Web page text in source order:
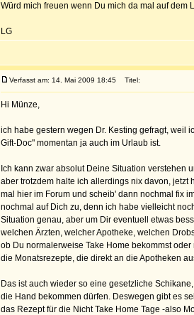
Würd mich freuen wenn Du mich da mal auf dem
LG
Verfasst am: 14. Mai 2009 18:45 Titel:
Hi Münze,
ich habe gestern wegen Dr. Kesting gefragt, weil
Gift-Doc" momentan ja auch im Urlaub ist.
Ich kann zwar absolut Deine Situation verstehen
aber trotzdem halte ich allerdings nix davon,
mal hier im Forum und scheib' dann nochmal fix
nochmal auf Dich zu, denn ich habe vielleicht
Situation genau, aber um Dir eventuell etwas
welchen Ärzten, welcher Apotheke, welchen
ob Du normalerweise Take Home bekommst
die Monatsrezepte, die direkt an die Apotheken
Das ist auch wieder so eine gesetzliche
die Hand bekommen dürfen. Deswegen gibt es
das Rezept für die Nicht Take Home Tage -also